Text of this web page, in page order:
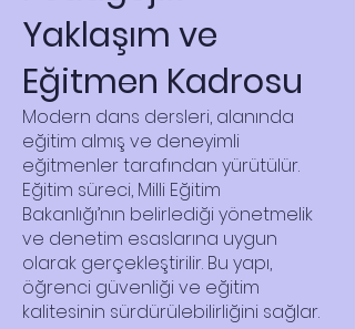
Yaklaşım ve
Eğitmen Kadrosu
Modern dans dersleri, alanında
eğitim almış ve deneyimli
eğitmenler tarafından yürütülür.
Eğitim süreci, Milli Eğitim
Bakanlığı’nın belirlediği yönetmelik
ve denetim esaslarına uygun
olarak gerçekleştirilir. Bu yapı,
öğrenci güvenliği ve eğitim
kalitesinin sürdürülebilirliğini sağlar.